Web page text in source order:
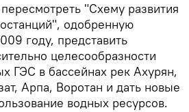
"Схему развития
одобренную
году, представить
целесообразности
ГЭС в бассейнах рек Ахурян,
Арпа, Воротан и дать новые
водных ресурсов.